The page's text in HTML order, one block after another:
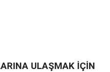
ULAŞMAK İÇİN